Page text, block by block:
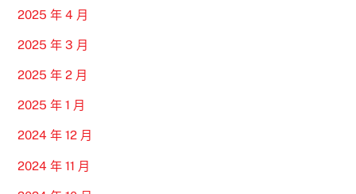
2025 年 4 月
2025 年 3 月
2025 年 2 月
2025 年 1 月
2024 年 12 月
2024 年 11 月